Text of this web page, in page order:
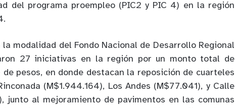
del programa proempleo (PIC2 y PIC 4) en la región
modalidad del Fondo Nacional de Desarrollo Regional
27 iniciativas en la región por un monto total de
pesos, en donde destacan la reposición de cuarteles
(M$1.944.164), Los Andes (M$77.041), y Calle
junto al mejoramiento de pavimentos en las comunas